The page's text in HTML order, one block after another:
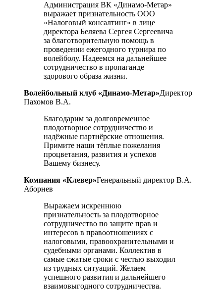
Администрация ВК «Динамо-Метар»
выражает признательность ООО
«Налоговый консалтинг» в лице
директора Беляева Сергея Сергеевича
за благотворительную помощь в
проведении ежегодного турнира по
волейболу. Надеемся на дальнейшее
сотрудничество в пропаганде
здорового образа жизни.
Волейбольный клуб «Динамо-Метар»Директор
Пахомов В.А.
Благодарим за долговременное
плодотворное сотрудничество и
надёжные партнёрские отношения.
Примите наши тёплые пожелания
процветания, развития и успехов
Вашему бизнесу.
Компания «Клевер»Генеральный директор В.А.
Аборнев
Выражаем искреннюю
признательность за плодотворное
сотрудничество по защите прав и
интересов в правоотношениях с
налоговыми, правоохранительными и
судебными органами. Коллектив в
самые сжатые сроки с честью выходил
из трудных ситуаций. Желаем
успешного развития и дальнейшего
взаимовыгодного сотрудничества.